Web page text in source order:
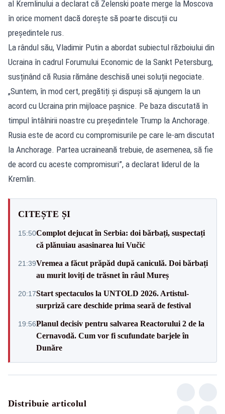
al Kremlinului a declarat că Zelenski poate merge la Moscova
în orice moment dacă dorește să poarte discuții cu
președintele rus.
La rândul său, Vladimir Putin a abordat subiectul războiului din
Ucraina în cadrul Forumului Economic de la Sankt Petersburg,
susținând că Rusia rămâne deschisă unei soluții negociate.
„Suntem, în mod cert, pregătiți și dispuși să ajungem la un
acord cu Ucraina prin mijloace pașnice. Pe baza discutată în
timpul întâlnirii noastre cu președintele Trump la Anchorage.
Rusia este de acord cu compromisurile pe care le-am discutat
la Anchorage. Partea ucraineană trebuie, de asemenea, să fie
de acord cu aceste compromisuri”, a declarat liderul de la
Kremlin.
CITEȘTE ȘI
15:50Complot dejucat în Serbia: doi bărbați, suspectați
că plănuiau asasinarea lui Vučić
21:39Vremea a făcut prăpăd după caniculă. Doi bărbați
au murit loviți de trăsnet în râul Mureș
20:17Start spectaculos la UNTOLD 2026. Artistul-
surpriză care deschide prima seară de festival
19:56Planul decisiv pentru salvarea Reactorului 2 de la
Cernavodă. Cum vor fi scufundate barjele în
Dunăre
Distribuie articolul